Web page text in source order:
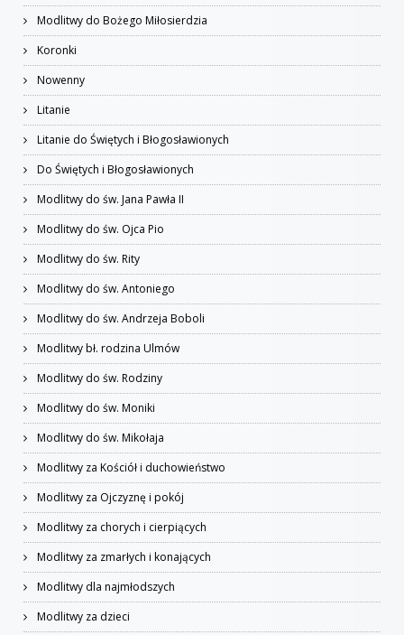
Modlitwy do Bożego Miłosierdzia
Koronki
Nowenny
Litanie
Litanie do Świętych i Błogosławionych
Do Świętych i Błogosławionych
Modlitwy do św. Jana Pawła II
Modlitwy do św. Ojca Pio
Modlitwy do św. Rity
Modlitwy do św. Antoniego
Modlitwy do św. Andrzeja Boboli
Modlitwy bł. rodzina Ulmów
Modlitwy do św. Rodziny
Modlitwy do św. Moniki
Modlitwy do św. Mikołaja
Modlitwy za Kościół i duchowieństwo
Modlitwy za Ojczyznę i pokój
Modlitwy za chorych i cierpiących
Modlitwy za zmarłych i konających
Modlitwy dla najmłodszych
Modlitwy za dzieci